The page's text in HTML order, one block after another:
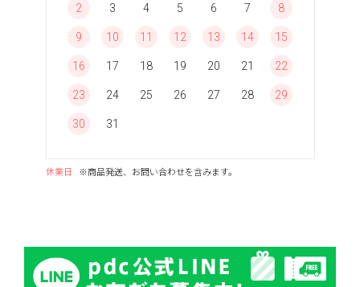
2 3 4 5 6 7 8
9 10 11 12 13 14 15
16 17 18 19 20 21 22
23 24 25 26 27 28 29
30 31
休業日 ※商品発送、お問い合わせを含みます。